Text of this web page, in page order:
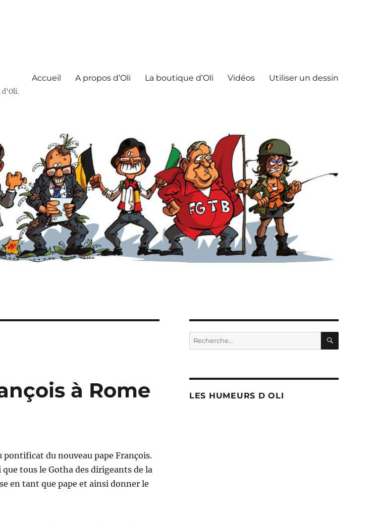
d'Oli.
Accueil A propos d’Oli La boutique d’Oli Vidéos Utiliser un dessin
à Rome
pontificat du nouveau pape François.
tous le Gotha des dirigeants de la
en tant que pape et ainsi donner le
Recherche
pour :
LES HUMEURS D OLI